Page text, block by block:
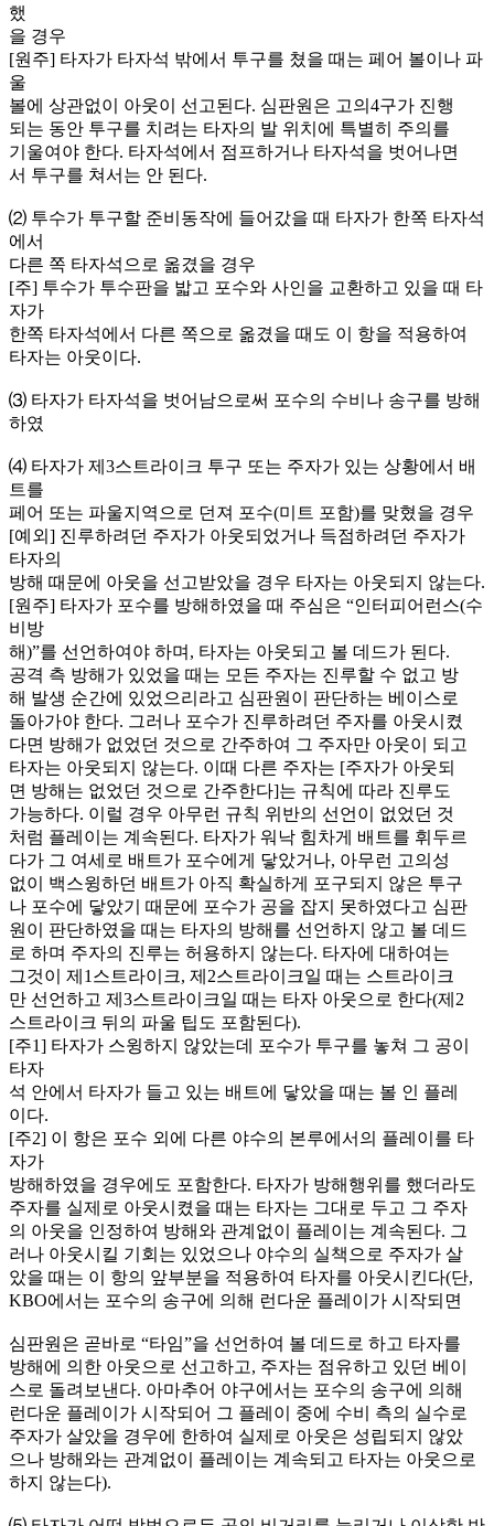
했
을 경우
[원주] 타자가 타자석 밖에서 투구를 쳤을 때는 페어 볼이나 파
울
볼에 상관없이 아웃이 선고된다. 심판원은 고의4구가 진행
되는 동안 투구를 치려는 타자의 발 위치에 특별히 주의를
기울여야 한다. 타자석에서 점프하거나 타자석을 벗어나면
서 투구를 쳐서는 안 된다.
⑵ 투수가 투구할 준비동작에 들어갔을 때 타자가 한쪽 타자석
에서
다른 쪽 타자석으로 옮겼을 경우
[주] 투수가 투수판을 밟고 포수와 사인을 교환하고 있을 때 타
자가
한쪽 타자석에서 다른 쪽으로 옮겼을 때도 이 항을 적용하여
타자는 아웃이다.
⑶ 타자가 타자석을 벗어남으로써 포수의 수비나 송구를 방해
하였
⑷ 타자가 제3스트라이크 투구 또는 주자가 있는 상황에서 배
트를
페어 또는 파울지역으로 던져 포수(미트 포함)를 맞혔을 경우
[예외] 진루하려던 주자가 아웃되었거나 득점하려던 주자가
타자의
방해 때문에 아웃을 선고받았을 경우 타자는 아웃되지 않는다.
[원주] 타자가 포수를 방해하였을 때 주심은 “인터피어런스(수
비방
해)”를 선언하여야 하며, 타자는 아웃되고 볼 데드가 된다.
공격 측 방해가 있었을 때는 모든 주자는 진루할 수 없고 방
해 발생 순간에 있었으리라고 심판원이 판단하는 베이스로
돌아가야 한다. 그러나 포수가 진루하려던 주자를 아웃시켰
다면 방해가 없었던 것으로 간주하여 그 주자만 아웃이 되고
타자는 아웃되지 않는다. 이때 다른 주자는 [주자가 아웃되
면 방해는 없었던 것으로 간주한다]는 규칙에 따라 진루도
가능하다. 이럴 경우 아무런 규칙 위반의 선언이 없었던 것
처럼 플레이는 계속된다. 타자가 워낙 힘차게 배트를 휘두르
다가 그 여세로 배트가 포수에게 닿았거나, 아무런 고의성
없이 백스윙하던 배트가 아직 확실하게 포구되지 않은 투구
나 포수에 닿았기 때문에 포수가 공을 잡지 못하였다고 심판
원이 판단하였을 때는 타자의 방해를 선언하지 않고 볼 데드
로 하며 주자의 진루는 허용하지 않는다. 타자에 대하여는
그것이 제1스트라이크, 제2스트라이크일 때는 스트라이크
만 선언하고 제3스트라이크일 때는 타자 아웃으로 한다(제2
스트라이크 뒤의 파울 팁도 포함된다).
[주1] 타자가 스윙하지 않았는데 포수가 투구를 놓쳐 그 공이
타자
석 안에서 타자가 들고 있는 배트에 닿았을 때는 볼 인 플레
이다.
[주2] 이 항은 포수 외에 다른 야수의 본루에서의 플레이를 타
자가
방해하였을 경우에도 포함한다. 타자가 방해행위를 했더라도
주자를 실제로 아웃시켰을 때는 타자는 그대로 두고 그 주자
의 아웃을 인정하여 방해와 관계없이 플레이는 계속된다. 그
러나 아웃시킬 기회는 있었으나 야수의 실책으로 주자가 살
았을 때는 이 항의 앞부분을 적용하여 타자를 아웃시킨다(단,
KBO에서는 포수의 송구에 의해 런다운 플레이가 시작되면
심판원은 곧바로 “타임”을 선언하여 볼 데드로 하고 타자를
방해에 의한 아웃으로 선고하고, 주자는 점유하고 있던 베이
스로 돌려보낸다. 아마추어 야구에서는 포수의 송구에 의해
런다운 플레이가 시작되어 그 플레이 중에 수비 측의 실수로
주자가 살았을 경우에 한하여 실제로 아웃은 성립되지 않았
으나 방해와는 관계없이 플레이는 계속되고 타자는 아웃으로
하지 않는다).